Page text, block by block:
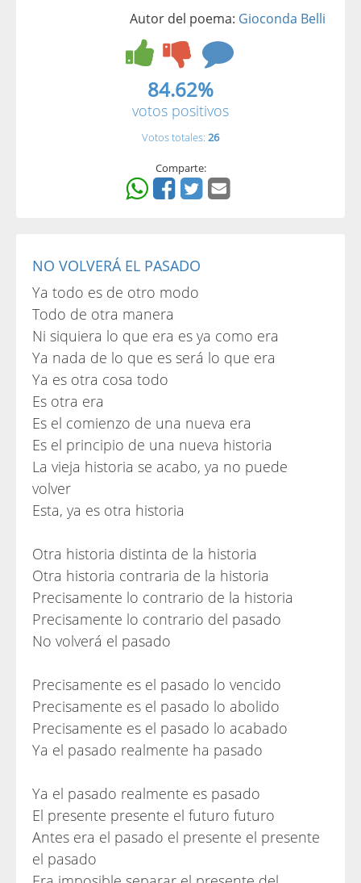
Autor del poema: Gioconda Belli
84.62%
votos positivos
Votos totales: 26
Comparte:
NO VOLVERÁ EL PASADO
Ya todo es de otro modo
Todo de otra manera
Ni siquiera lo que era es ya como era
Ya nada de lo que es será lo que era
Ya es otra cosa todo
Es otra era
Es el comienzo de una nueva era
Es el principio de una nueva historia
La vieja historia se acabo, ya no puede
volver
Esta, ya es otra historia
Otra historia distinta de la historia
Otra historia contraria de la historia
Precisamente lo contrario de la historia
Precisamente lo contrario del pasado
No volverá el pasado
Precisamente es el pasado lo vencido
Precisamente es el pasado lo abolido
Precisamente es el pasado lo acabado
Ya el pasado realmente ha pasado
Ya el pasado realmente es pasado
El presente presente el futuro futuro
Antes era el pasado el presente el presente
el pasado